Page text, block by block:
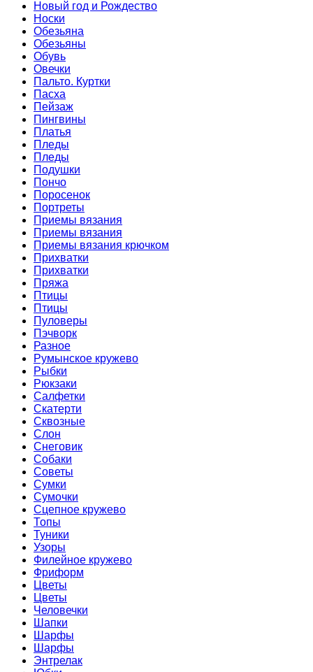
Новый год и Рождество
Носки
Обезьяна
Обезьяны
Обувь
Овечки
Пальто. Куртки
Пасха
Пейзаж
Пингвины
Платья
Пледы
Пледы
Подушки
Пончо
Поросенок
Портреты
Приемы вязания
Приемы вязания
Приемы вязания крючком
Прихватки
Прихватки
Пряжа
Птицы
Птицы
Пуловеры
Пэчворк
Разное
Румынское кружево
Рыбки
Рюкзаки
Салфетки
Скатерти
Сквозные
Слон
Снеговик
Собаки
Советы
Сумки
Сумочки
Сцепное кружево
Топы
Туники
Узоры
Филейное кружево
Фриформ
Цветы
Цветы
Человечки
Шапки
Шарфы
Шарфы
Энтрелак